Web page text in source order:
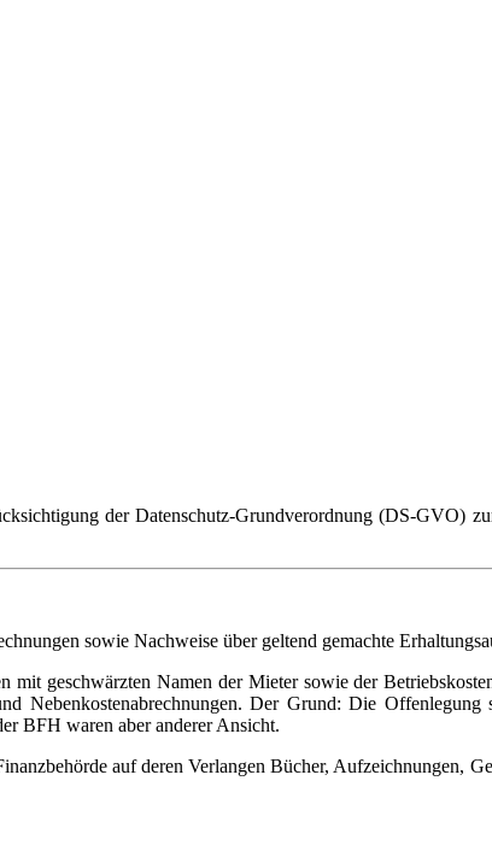
der Datenschutz-Grundverordnung (DS-GVO)
sowie Nachweise über geltend gemachte
geschwärzten Namen der Mieter sowie der
Nebenkostenabrechnungen. Der Grund: Die
BFH waren aber anderer Ansicht.
auf deren Verlangen Bücher, Aufzeichnungen,